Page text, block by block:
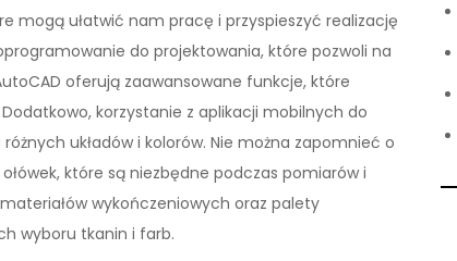
mogą ułatwić nam pracę i przyspieszyć realizację
do projektowania, które pozwoli na
oferują zaawansowane funkcje, które
korzystanie z aplikacji mobilnych do
układów i kolorów. Nie można zapomnieć o
które są niezbędne podczas pomiarów i
wykończeniowych oraz palety
wyboru tkanin i farb.